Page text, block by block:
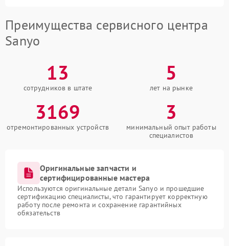
Преимущества сервисного центра
Sanyo
13
сотрудников в штате
5
лет на рынке
3169
отремонтированных устройств
3
минимальный опыт работы
специалистов
Оригинальные запчасти и
сертифицированные мастера
Используются оригинальные детали Sanyo и прошедшие
сертификацию специалисты, что гарантирует корректную
работу после ремонта и сохранение гарантийных
обязательств